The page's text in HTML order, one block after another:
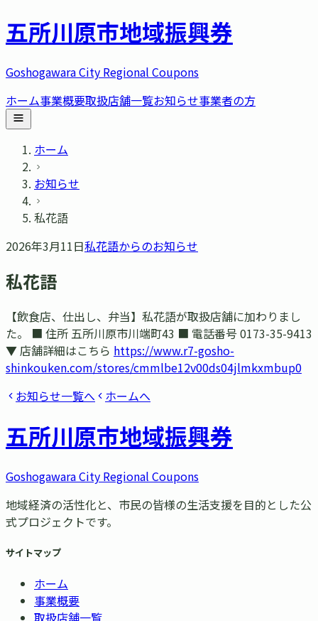
五所川原市地域振興券
Goshogawara City Regional Coupons
ホーム事業概要取扱店舗一覧お知らせ事業者の方
ホーム
お知らせ
私花語
2026年3月11日私花語からのお知らせ
私花語
【飲食店、仕出し、弁当】私花語が取扱店舗に加わりまし
た。 ■ 住所 五所川原市川端町43 ■ 電話番号 0173-35-9413
▼ 店舗詳細はこちら https://www.r7-gosho-
shinkouken.com/stores/cmmlbe12v00ds04jlmkxmbup0
お知らせ一覧へ
ホームへ
五所川原市地域振興券
Goshogawara City Regional Coupons
地域経済の活性化と、市民の皆様の生活支援を目的とした公
式プロジェクトです。
サイトマップ
ホーム
事業概要
取扱店舗一覧